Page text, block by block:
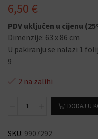
6,50 €
PDV uključen u cijenu
Dimenzije: 63 x 86 cm
U pakiranju se nalazi 1
9
2 na zalihi
DODAJ U
SKU: 9907292